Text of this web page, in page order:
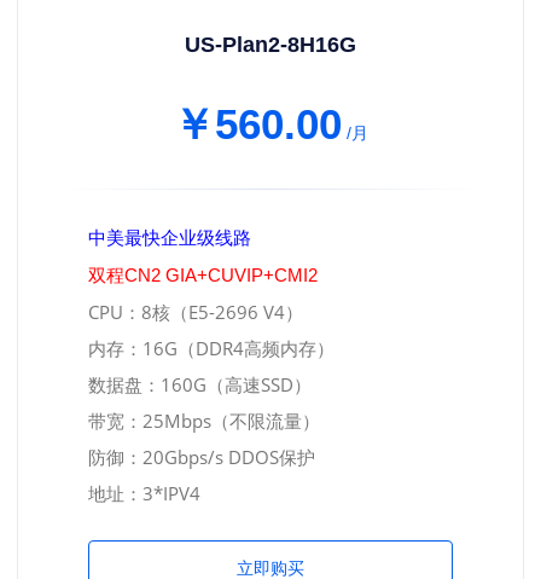
US-Plan2-8H16G
￥560.00 /月
中美最快企业级线路
双程CN2 GIA+CUVIP+CMI2
CPU：8核（E5-2696 V4）
内存：16G（DDR4高频内存）
数据盘：160G（高速SSD）
带宽：25Mbps（不限流量）
防御：20Gbps/s DDOS保护
地址：3*IPV4
立即购买